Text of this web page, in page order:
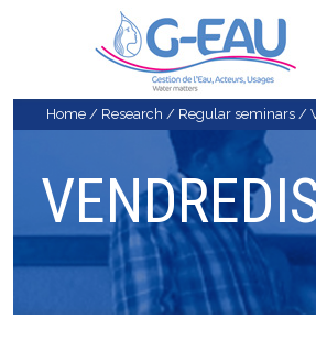
Home / Research / Regular seminars /